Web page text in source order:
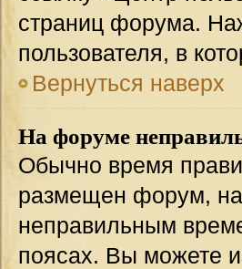
страниц форума.
пользователя, в
Вернуться наверх
На форуме
Обычно время
размещен форум,
неправильным
поясах. Вы можете